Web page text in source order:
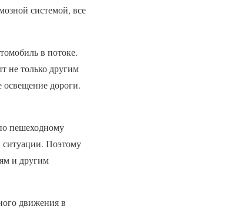
системой, все
в потоке.
не только другим
освещение дороги.
пешеходному
ситуации. Поэтому
и другим
движения в